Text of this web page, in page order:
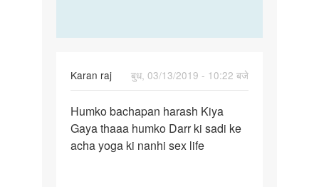
Karan raj
बुध, 03/13/2019 - 10:22 बजे
Humko
bachapan
harash
Humko bachapan harash Kiya
Gaya thaaa humko Darr ki sadi ke
acha yoga ki nanhi sex life